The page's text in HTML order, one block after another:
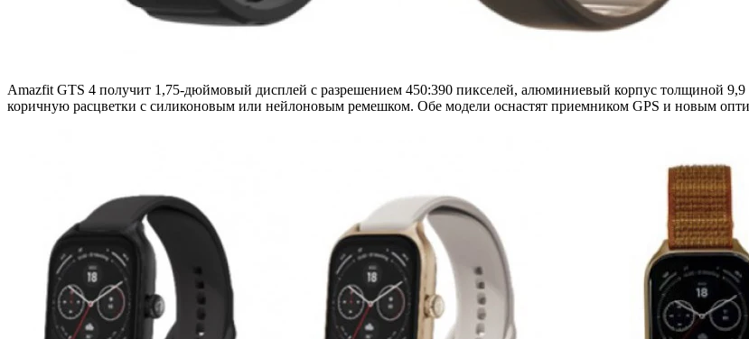
Amazfit GTS 4 получит 1,75-дюймовый дисплей с разрешением 450:390 пикселей, алюминиевый корпус толщиной
коричную расцветки с силиконовым или нейлоновым ремешком. Обе модели оснастят приемником GPS и новым